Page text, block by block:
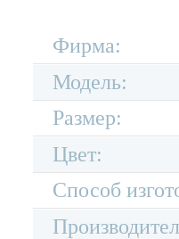
Фирма:
Модель:
Размер:
Цвет:
Способ